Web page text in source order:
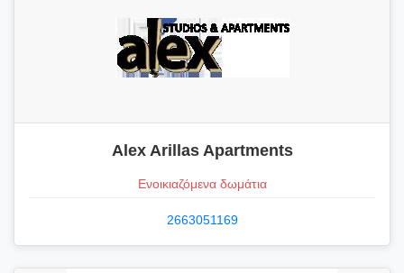
Alex Arillas Apartments
Ενοικιαζόμενα δωμάτια
2663051169